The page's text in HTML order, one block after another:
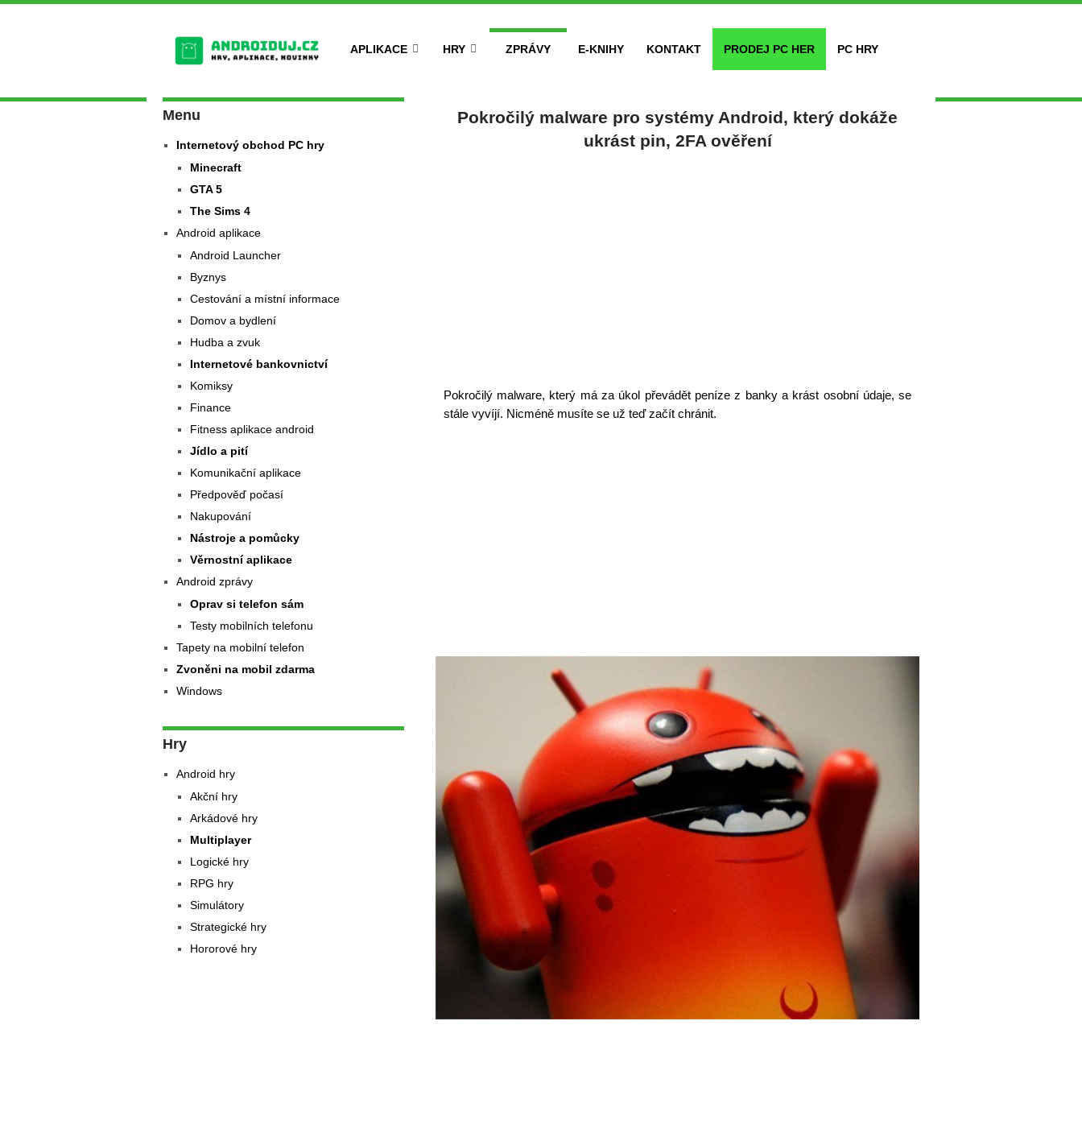
APLIKACE HRY ZPRÁVY E-KNIHY KONTAKT PRODEJ PC HER PC HRY
Pokročilý malware pro systémy Android, který dokáže
ukrást pin, 2FA ověření
Pokročilý malware, který má za úkol převádět peníze z banky a krást osobní údaje, se
stále vyvíjí. Nicméně musíte se už teď začít chránit.
Menu
Internetový obchod PC hry
Minecraft
GTA 5
The Sims 4
Android aplikace
Android Launcher
Byznys
Cestování a místní informace
Domov a bydlení
Hudba a zvuk
Internetové bankovnictví
Komiksy
Finance
Fitness aplikace android
Jídlo a pití
Komunikační aplikace
Předpověď počasí
Nakupování
Nástroje a pomůcky
Věrnostní aplikace
Android zprávy
Oprav si telefon sám
Testy mobilních telefonu
Tapety na mobilní telefon
Zvoněni na mobil zdarma
Windows
Hry
Android hry
Akční hry
Arkádové hry
Multiplayer
Logické hry
RPG hry
Simulátory
Strategické hry
Hororové hry